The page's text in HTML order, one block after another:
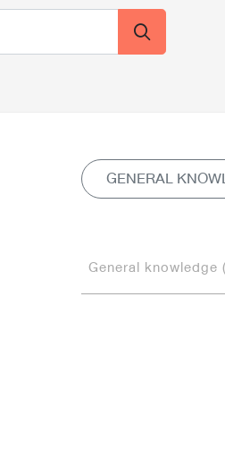
GENERAL
General knowledge